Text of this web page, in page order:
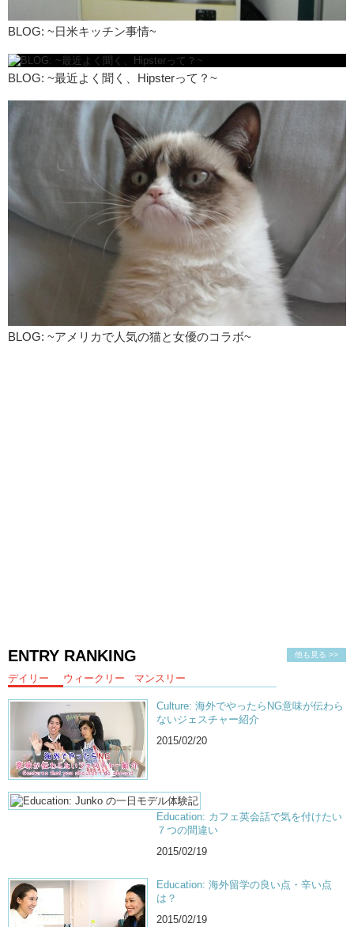
BLOG: ~日米キッチン事情~
BLOG: ~最近よく聞く、Hipsterって？~
BLOG: ~アメリカで人気の猫と女優のコラボ~
他も見る >>
ENTRY RANKING
デイリー ウィークリー マンスリー
Culture: 海外でやったらNG意味が伝わら
ないジェスチャー紹介
2015/02/20
Education: カフェ英会話で気を付けたい
７つの間違い
2015/02/19
Education: 海外留学の良い点・辛い点
は？
2015/02/19